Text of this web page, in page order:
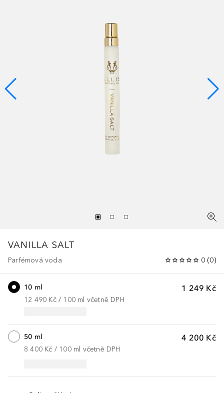
VANILLA SALT
Parfémová voda 0 (0)
1 249 Kč
10 ml
12 490 Kč / 100 ml včetně DPH
4 200 Kč
50 ml
8 400 Kč / 100 ml včetně DPH